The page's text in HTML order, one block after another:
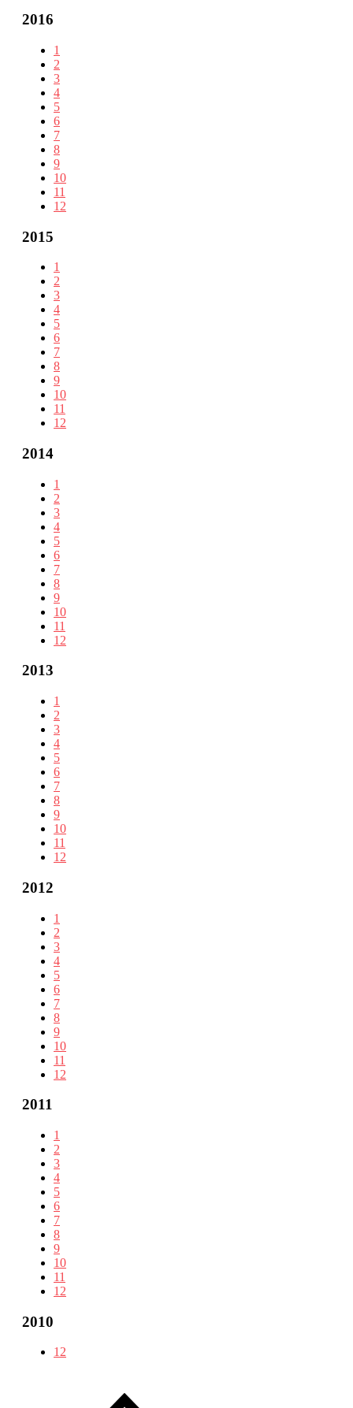
2016
1
2
3
4
5
6
7
8
9
10
11
12
2015
1
2
3
4
5
6
7
8
9
10
11
12
2014
1
2
3
4
5
6
7
8
9
10
11
12
2013
1
2
3
4
5
6
7
8
9
10
11
12
2012
1
2
3
4
5
6
7
8
9
10
11
12
2011
1
2
3
4
5
6
7
8
9
10
11
12
2010
12